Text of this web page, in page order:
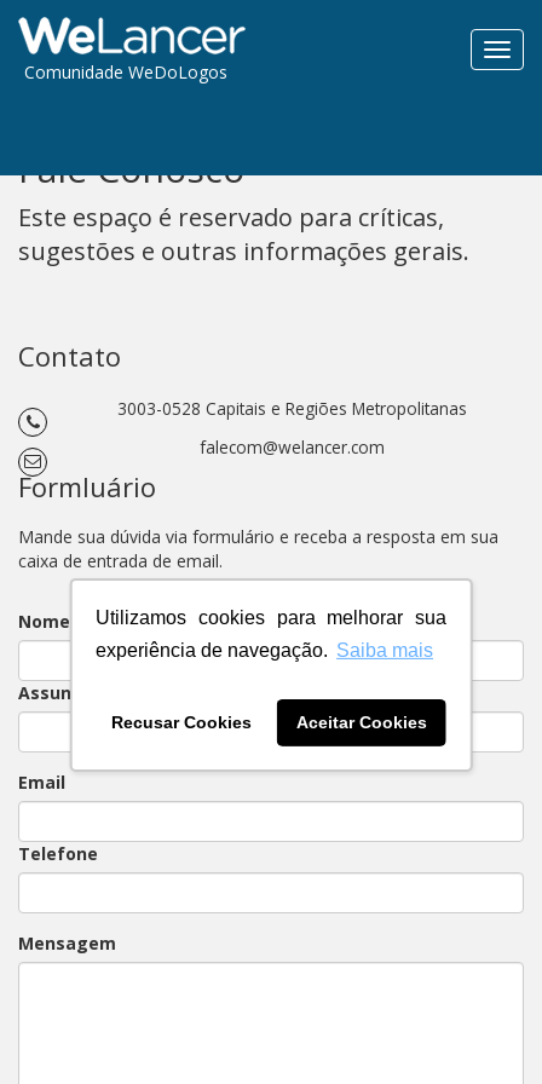
Utilizamos cookies para melhorar sua
experiência de navegação. Saiba mais
Recusar Cookies Aceitar Cookies
Comunidade WeDoLogos
Fale Conosco
Este espaço é reservado para críticas,
sugestões e outras informações gerais.
Contato
3003-0528 Capitais e Regiões Metropolitanas
falecom@welancer.com
Formluário
Mande sua dúvida via formulário e receba a resposta em sua
caixa de entrada de email.
Nome
Assunto
Email
Telefone
Mensagem